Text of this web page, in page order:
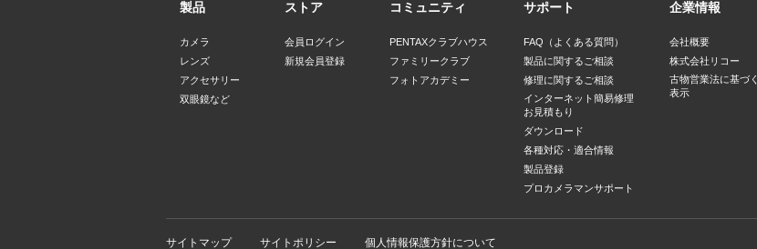
製品
カメラ
レンズ
アクセサリー
双眼鏡など
ストア
会員ログイン
新規会員登録
コミュニティ
PENTAXクラブハウス
ファミリークラブ
フォトアカデミー
サポート
FAQ（よくある質問）
製品に関するご相談
修理に関するご相談
インターネット簡易修理
お見積もり
ダウンロード
各種対応・適合情報
製品登録
プロカメラマンサポート
企業情報
会社概要
株式会社リコー
古物営業法に基づく
表示
サイトマップ サイトポリシー 個人情報保護方針について